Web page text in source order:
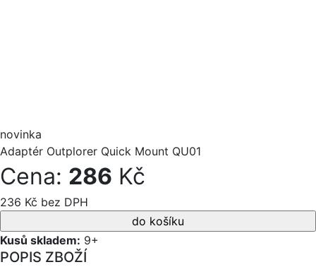
novinka
Adaptér Outplorer Quick Mount QU01
Cena: 286 Kč
236 Kč bez DPH
Kusů skladem: 9+
POPIS ZBOŽÍ